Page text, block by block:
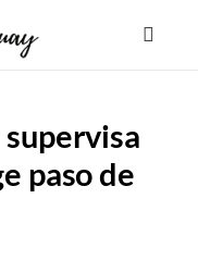
paso de